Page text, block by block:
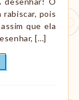
pois
que ela
[…]